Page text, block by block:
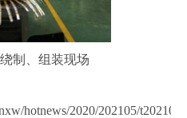
制、组装现场
hotnews/2020/202105/